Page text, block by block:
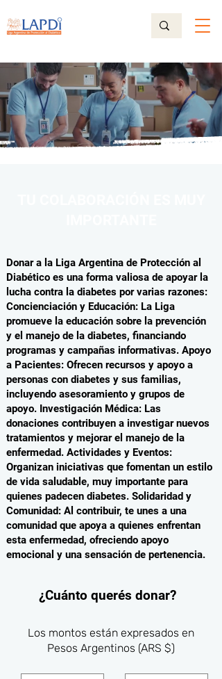
Donar a la Liga Argentina de Protección al
Diabético es una forma valiosa de apoyar la
lucha contra la diabetes por varias razones:
Concienciación y Educación: La Liga
promueve la educación sobre la prevención
y el manejo de la diabetes, financiando
programas y campañas informativas. Apoyo
a Pacientes: Ofrecen recursos y apoyo a
personas con diabetes y sus familias,
incluyendo asesoramiento y grupos de
apoyo. Investigación Médica: Las
donaciones contribuyen a investigar nuevos
tratamientos y mejorar el manejo de la
enfermedad. Actividades y Eventos:
Organizan iniciativas que fomentan un estilo
de vida saludable, muy importante para
quienes padecen diabetes. Solidaridad y
Comunidad: Al contribuir, te unes a una
comunidad que apoya a quienes enfrentan
esta enfermedad, ofreciendo apoyo
emocional y una sensación de pertenencia.
¿Cuánto querés donar?
Los montos están expresados en
Pesos Argentinos (ARS $)